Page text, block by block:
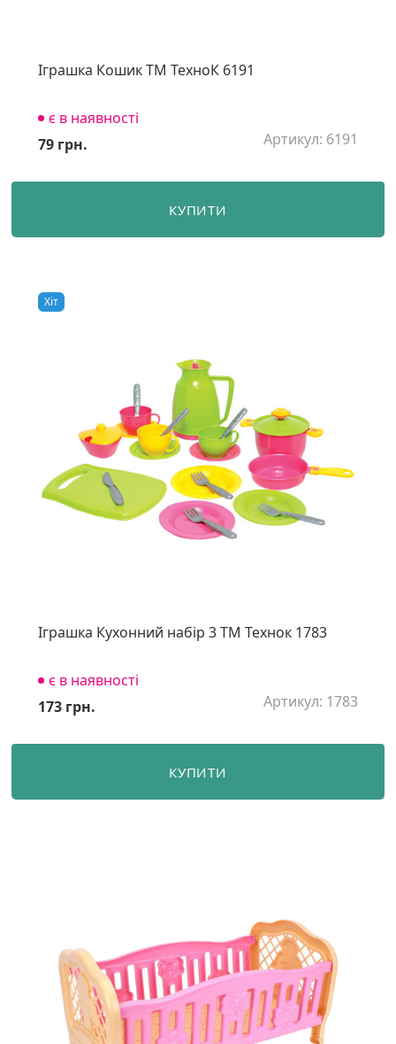
Іграшка Кошик ТМ ТехноК 6191
є в наявності
Артикул: 6191
79 грн.
КУПИТИ
Хiт
Іграшка Кухонний набір 3 ТМ Технок 1783
є в наявності
Артикул: 1783
173 грн.
КУПИТИ